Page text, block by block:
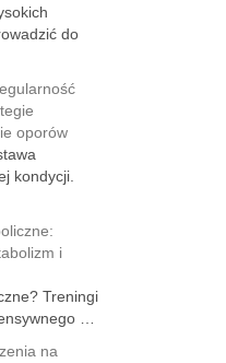
do
oporów
kondycji.
i
Treningi
…
na